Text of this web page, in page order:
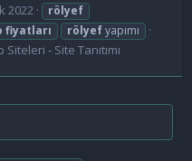
2022
rölyef
fiyatları rölyefyapımı
Siteleri - Site Tanıtımı